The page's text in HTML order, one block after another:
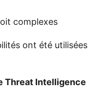
complexes
ont été utilisées
Threat Intelligence